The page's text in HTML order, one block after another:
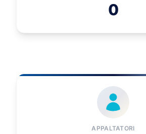
0
APPALTATORI